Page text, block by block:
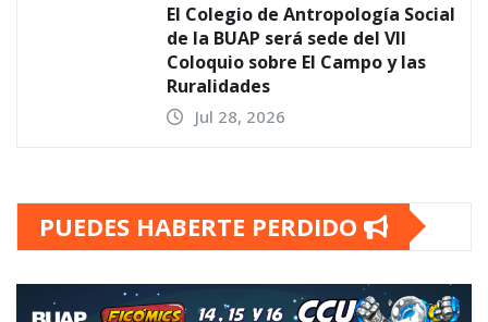
El Colegio de Antropología Social
de la BUAP será sede del VII
Coloquio sobre El Campo y las
Ruralidades
Jul 28, 2026
PUEDES HABERTE PERDIDO